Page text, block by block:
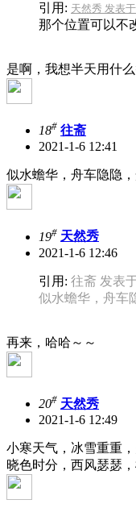
引用: 天然秀 发表
那个位置可以不
是啊，我想半天用什
18# 往斋
2021-1-6 12:41
似水蟾华，舟车隐隐
19# 天然秀
2021-1-6 12:46
引用: 往斋 发表
似水蟾华，舟车
再来，哈哈～～
20# 天然秀
2021-1-6 12:49
小寒天气，冰雪重重
晓色时分，西风瑟瑟